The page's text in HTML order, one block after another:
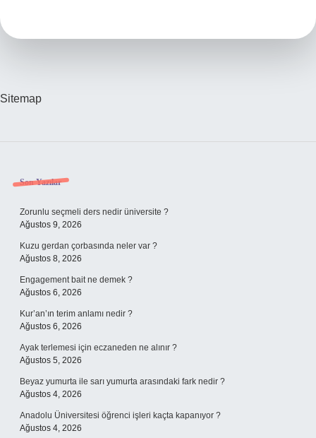
Sitemap
Sidebar
Son Yazılar
Zorunlu seçmeli ders nedir üniversite ?
Ağustos 9, 2026
Kuzu gerdan çorbasında neler var ?
Ağustos 8, 2026
Engagement bait ne demek ?
Ağustos 6, 2026
Kur’an’ın terim anlamı nedir ?
Ağustos 6, 2026
Ayak terlemesi için eczaneden ne alınır ?
Ağustos 5, 2026
Beyaz yumurta ile sarı yumurta arasındaki fark nedir ?
Ağustos 4, 2026
Anadolu Üniversitesi öğrenci işleri kaçta kapanıyor ?
Ağustos 4, 2026